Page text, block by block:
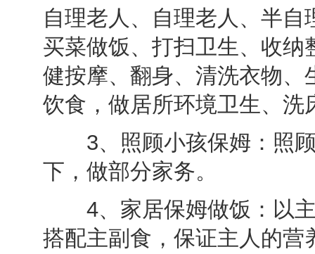
自理老人、自理老人、半
买菜做饭、打扫卫生、收
健按摩、翻身、清洗衣物
饮食，做居所环境卫生、洗
3、照顾小孩保姆：照顾
下，做部分家务。
4、家居保姆做饭：以主
搭配主副食，保证主人的